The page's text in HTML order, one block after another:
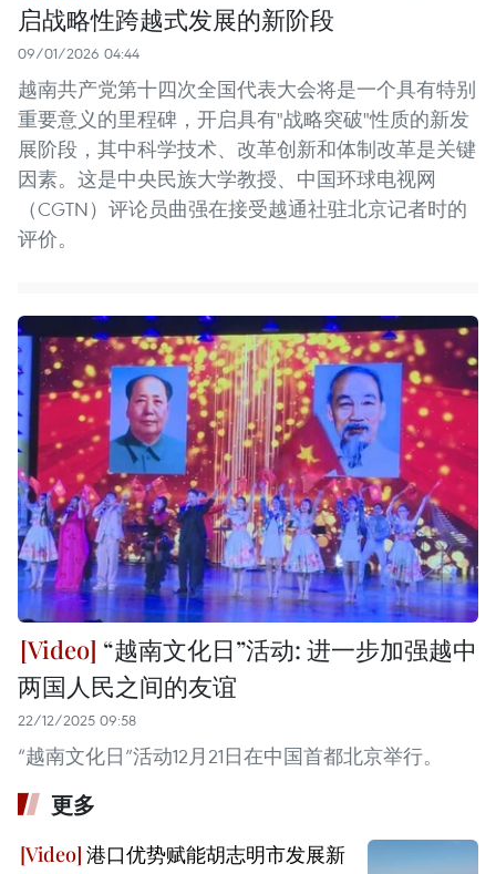
启战略性跨越式发展的新阶段
09/01/2026 04:44
越南共产党第十四次全国代表大会将是一个具有特别
重要意义的里程碑，开启具有"战略突破"性质的新发
展阶段，其中科学技术、改革创新和体制改革是关键
因素。这是中央民族大学教授、中国环球电视网
（CGTN）评论员曲强在接受越通社驻北京记者时的
评价。
“越南文化日”活动: 进一步加强越中
两国人民之间的友谊
22/12/2025 09:58
“越南文化日”活动12月21日在中国首都北京举行。
更多
港口优势赋能胡志明市发展新